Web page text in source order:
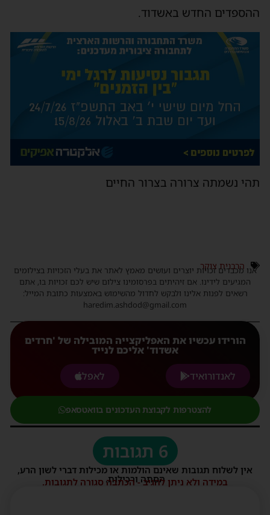
ההספדים החדש באשדוד.
תהי נשמתה צרורה בצרור החיים
הרבנית צוקר
אנו מכבדים זכויות יוצרים ועושים מאמץ לאתר את בעלי הזכויות בצילומים
המגיעים לידינו. אם זיהיתים בפרסומינו צילום שיש לכם זכויות בו, אתם
רשאים לפנות אלינו ולבקש לחדול מהשימוש באמצעות כתובת המייל:
haredim.ashdod@gmail.com
הורידו עכשיו את האפליקצייה המובילה של 'חרדים
אשדוד' אליכם לנייד
לאנדורואיד
לאפל
להצטרפות לקבוצת העדכונים בוואטסאפ
6 תגובות
אין לשלוח תגובות שאינם הולמות או מכילות דברי לשון הרע,
הסתה ורכילות.
במידה ולא ניתן להגיב - הכתבה סגורה לתגובות.